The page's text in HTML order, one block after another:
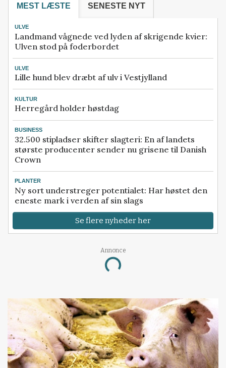
MEST LÆSTE SENESTE NYT
ULVE
Landmand vågnede ved lyden af skrigende kvier:
Ulven stod på foderbordet
ULVE
Lille hund blev dræbt af ulv i Vestjylland
KULTUR
Herregård holder høstdag
BUSINESS
32.500 stipladser skifter slagteri: En af landets
største producenter sender nu grisene til Danish
Crown
PLANTER
Ny sort understreger potentialet: Har høstet den
eneste mark i verden af sin slags
Se flere nyheder her
Annonce
Loading...